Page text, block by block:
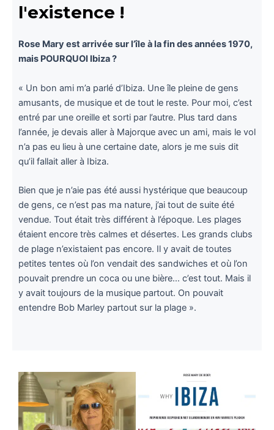
l'existence !
Rose Mary est arrivée sur l’île à la fin des années 1970,
mais POURQUOI Ibiza ?
« Un bon ami m’a parlé d’Ibiza. Une île pleine de gens
amusants, de musique et de tout le reste. Pour moi, c’est
entré par une oreille et sorti par l’autre. Plus tard dans
l’année, je devais aller à Majorque avec un ami, mais le vol
n’a pas eu lieu à une certaine date, alors je me suis dit
qu’il fallait aller à Ibiza.
Bien que je n’aie pas été aussi hystérique que beaucoup
de gens, ce n’est pas ma nature, j’ai tout de suite été
vendue. Tout était très différent à l’époque. Les plages
étaient encore très calmes et désertes. Les grands clubs
de plage n’existaient pas encore. Il y avait de toutes
petites tentes où l’on vendait des sandwiches et où l’on
pouvait prendre un coca ou une bière… c’est tout. Mais il
y avait toujours de la musique partout. On pouvait
entendre Bob Marley partout sur la plage ».